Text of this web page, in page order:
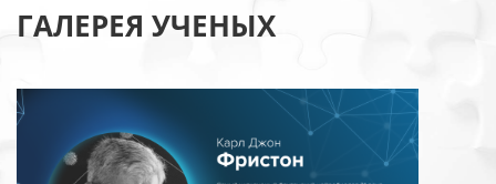
ГАЛЕРЕЯ УЧЕНЫХ